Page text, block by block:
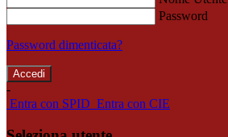
Password
Password dimenticata?
-
Entra con SPID Entra con CIE